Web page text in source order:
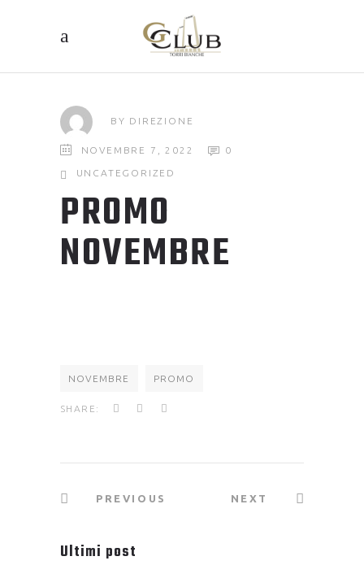
BY DIREZIONE
NOVEMBRE 7, 2022 0
UNCATEGORIZED
PROMO
NOVEMBRE
NOVEMBRE PROMO
SHARE:
PREVIOUS NEXT
Ultimi post